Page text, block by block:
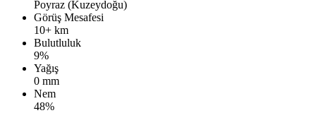
Poyraz (Kuzeydoğu)
Görüş Mesafesi
10+ km
Bulutluluk
9%
Yağış
0 mm
Nem
48%